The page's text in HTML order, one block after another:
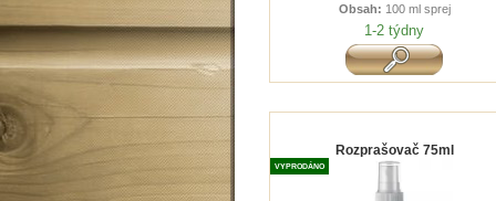
Obsah: 100 ml sprej
1-2 týdny
Rozprašovač 75ml
VYPRODÁNO